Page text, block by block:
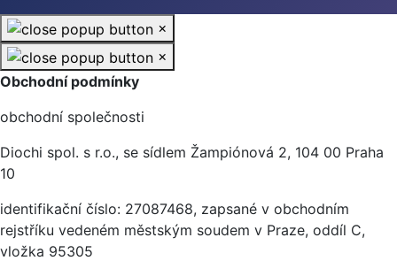
×
×
Obchodní podmínky
obchodní společnosti
Diochi spol. s r.o., se sídlem Žampiónová 2, 104 00 Praha
10
identifikační číslo: 27087468, zapsané v obchodním
rejstříku vedeném městským soudem v Praze, oddíl C,
vložka 95305